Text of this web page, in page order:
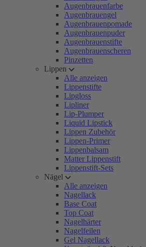
Augenbrauenfarbe
Augenbrauengel
Augenbrauenpomade
Augenbrauenpuder
Augenbrauenstifte
Augenbrauenscheren
Pinzetten
Lippen
Alle anzeigen
Lippenstifte
Lipgloss
Lipliner
Lip-Plumper
Liquid Lipstick
Lippen Zubehör
Lippen-Primer
Lippenbalsam
Matter Lippenstift
Lippenstift-Sets
Nägel
Alle anzeigen
Nagellack
Base Coat
Top Coat
Nagelhärter
Nagelfeilen
Gel Nagellack